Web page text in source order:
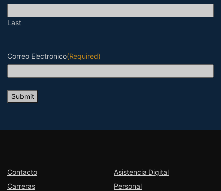
Contacto
Carreras
Asistencia Digital
Personal
Last
Correo Electronico(Required)
Submit